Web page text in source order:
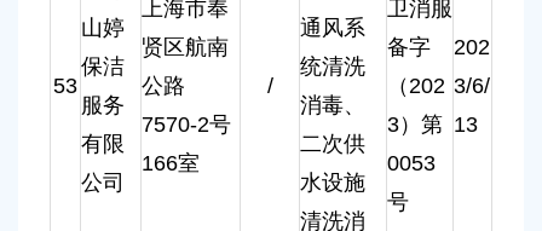
53
山婷
保洁
服务
有限
公司
上海市奉
贤区航南
公路
7570-2号
166室
/
通风系
统清洗
消毒、
二次供
水设施
清洗消
卫消服
备字
（202
3）第
0053
号
202
3/6/
13